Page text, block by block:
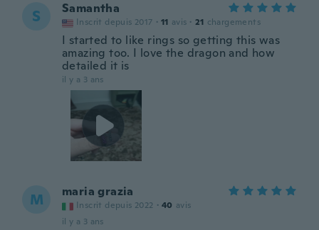
S Samantha
Inscrit depuis 2017 · 11 avis · 21 chargements
I started to like rings so getting this was
amazing too. I love the dragon and how
detailed it is
il y a 3 ans
M maria grazia
Inscrit depuis 2022 · 40 avis
il y a 3 ans